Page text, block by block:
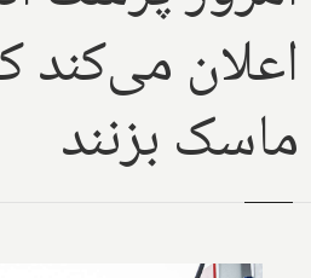
اعلان می‌کند
ماسک بزنند